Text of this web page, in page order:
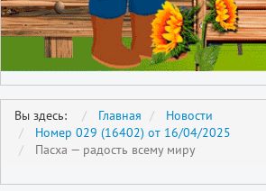
Вы здесь: Главная
Новости
Номер 029 (16402) от 16/04/2025
Пасха — радость всему миру